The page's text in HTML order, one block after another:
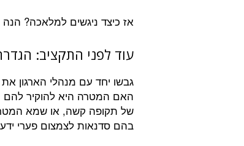
אז כיצד ניגשים למלאכה?
עוד לפני התקציב:
גבשו יחד עם מנהלי הארגון
האם המטרה היא להוקיר להם
של תקופה קשה, או שמא המטרה
בהם סדנאות לצמצום פערי ידע